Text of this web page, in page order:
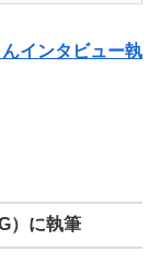
インタビュー執
）に執筆